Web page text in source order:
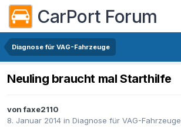
CarPort Forum
Diagnose für VAG-Fahrzeuge
Neuling braucht mal Starthilfe
vonfaxe2110
8. Januar 2014 in Diagnose für VAG-Fahrzeuge